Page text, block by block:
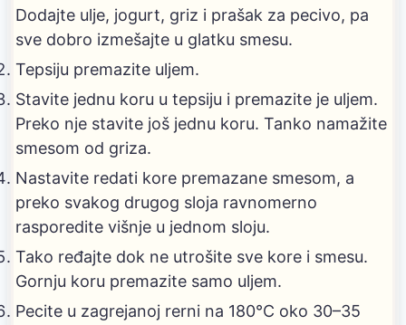
Dodajte ulje, jogurt, griz i prašak za pecivo, pa
sve dobro izmešajte u glatku smesu.
Tepsiju premazite uljem.
Stavite jednu koru u tepsiju i premazite je uljem.
Preko nje stavite još jednu koru. Tanko namažite
smesom od griza.
Nastavite redati kore premazane smesom, a
preko svakog drugog sloja ravnomerno
rasporedite višnje u jednom sloju.
Tako ređajte dok ne utrošite sve kore i smesu.
Gornju koru premazite samo uljem.
Pecite u zagrejanoj rerni na 180°C oko 30–35